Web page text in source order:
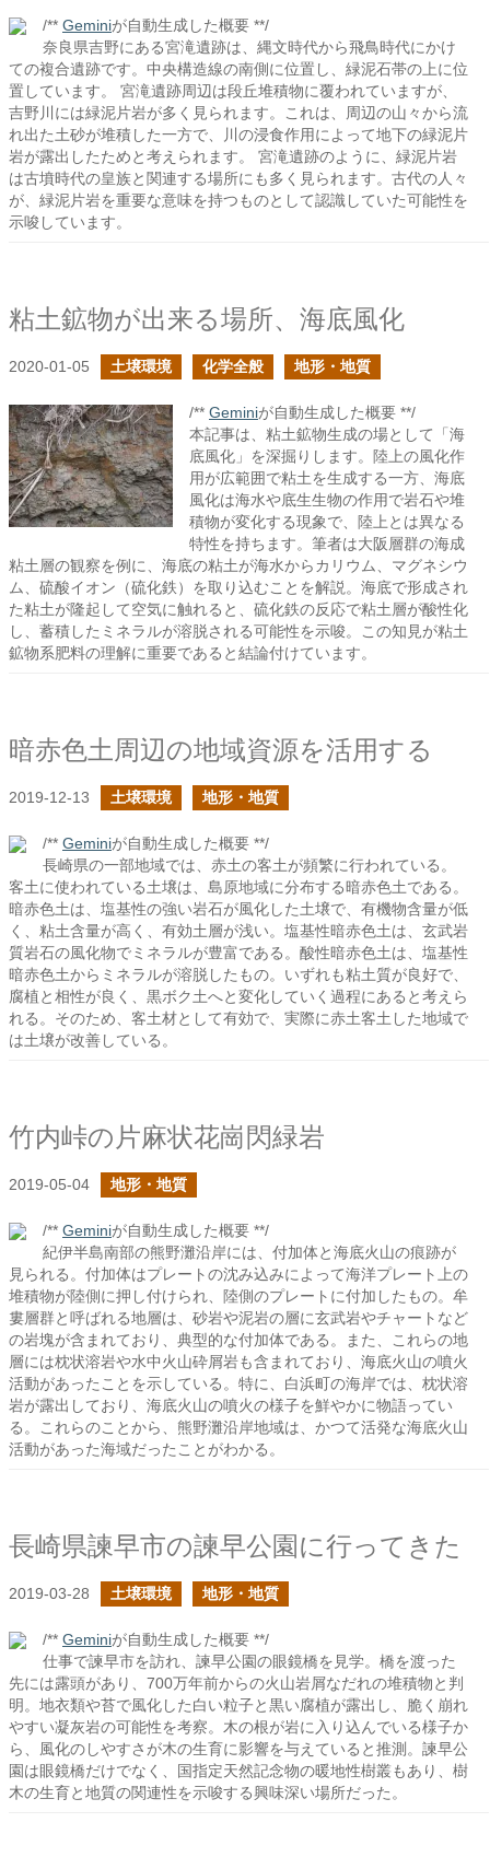
/** Geminiが自動生成した概要 **/
奈良県吉野にある宮滝遺跡は、縄文時代から飛鳥時代にかけ
ての複合遺跡です。中央構造線の南側に位置し、緑泥石帯の上に位
置しています。 宮滝遺跡周辺は段丘堆積物に覆われていますが、
吉野川には緑泥片岩が多く見られます。これは、周辺の山々から流
れ出た土砂が堆積した一方で、川の浸食作用によって地下の緑泥片
岩が露出したためと考えられます。 宮滝遺跡のように、緑泥片岩
は古墳時代の皇族と関連する場所にも多く見られます。古代の人々
が、緑泥片岩を重要な意味を持つものとして認識していた可能性を
示唆しています。
粘土鉱物が出来る場所、海底風化
2020-01-05 土壌環境 化学全般 地形・地質
/** Geminiが自動生成した概要 **/
本記事は、粘土鉱物生成の場として「海
底風化」を深掘りします。陸上の風化作
用が広範囲で粘土を生成する一方、海底
風化は海水や底生生物の作用で岩石や堆
積物が変化する現象で、陸上とは異なる
特性を持ちます。筆者は大阪層群の海成
粘土層の観察を例に、海底の粘土が海水からカリウム、マグネシウ
ム、硫酸イオン（硫化鉄）を取り込むことを解説。海底で形成され
た粘土が隆起して空気に触れると、硫化鉄の反応で粘土層が酸性化
し、蓄積したミネラルが溶脱される可能性を示唆。この知見が粘土
鉱物系肥料の理解に重要であると結論付けています。
暗赤色土周辺の地域資源を活用する
2019-12-13 土壌環境 地形・地質
/** Geminiが自動生成した概要 **/
長崎県の一部地域では、赤土の客土が頻繁に行われている。
客土に使われている土壌は、島原地域に分布する暗赤色土である。
暗赤色土は、塩基性の強い岩石が風化した土壌で、有機物含量が低
く、粘土含量が高く、有効土層が浅い。塩基性暗赤色土は、玄武岩
質岩石の風化物でミネラルが豊富である。酸性暗赤色土は、塩基性
暗赤色土からミネラルが溶脱したもの。いずれも粘土質が良好で、
腐植と相性が良く、黒ボク土へと変化していく過程にあると考えら
れる。そのため、客土材として有効で、実際に赤土客土した地域で
は土壌が改善している。
竹内峠の片麻状花崗閃緑岩
2019-05-04 地形・地質
/** Geminiが自動生成した概要 **/
紀伊半島南部の熊野灘沿岸には、付加体と海底火山の痕跡が
見られる。付加体はプレートの沈み込みによって海洋プレート上の
堆積物が陸側に押し付けられ、陸側のプレートに付加したもの。牟
婁層群と呼ばれる地層は、砂岩や泥岩の層に玄武岩やチャートなど
の岩塊が含まれており、典型的な付加体である。また、これらの地
層には枕状溶岩や水中火山砕屑岩も含まれており、海底火山の噴火
活動があったことを示している。特に、白浜町の海岸では、枕状溶
岩が露出しており、海底火山の噴火の様子を鮮やかに物語ってい
る。これらのことから、熊野灘沿岸地域は、かつて活発な海底火山
活動があった海域だったことがわかる。
長崎県諫早市の諫早公園に行ってきた
2019-03-28 土壌環境 地形・地質
/** Geminiが自動生成した概要 **/
仕事で諫早市を訪れ、諫早公園の眼鏡橋を見学。橋を渡った
先には露頭があり、700万年前からの火山岩屑なだれの堆積物と判
明。地衣類や苔で風化した白い粒子と黒い腐植が露出し、脆く崩れ
やすい凝灰岩の可能性を考察。木の根が岩に入り込んでいる様子か
ら、風化のしやすさが木の生育に影響を与えていると推測。諫早公
園は眼鏡橋だけでなく、国指定天然記念物の暖地性樹叢もあり、樹
木の生育と地質の関連性を示唆する興味深い場所だった。